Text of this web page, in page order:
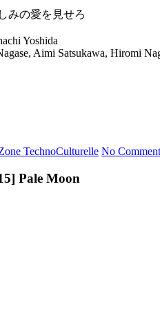
みの愛を見せろ
Yoshida
Aimi Satsukawa, Hiromi
TechnoCulturelle No
Pale Moon